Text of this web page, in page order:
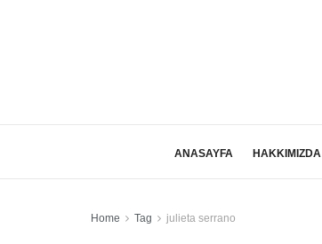
ANASAYFA HAKKIMIZDA
Home Tag julieta serrano